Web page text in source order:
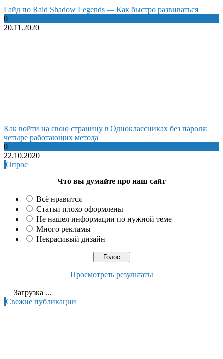
Гайд по Raid Shadow Legends — Как быстро развиваться
0
20.11.2020
Как войти на свою страницу в Одноклассниках без пароля:
четыре работающих метода
0
22.10.2020
Опрос
Что вы думайте про наш сайт
Всё нравится
Статьи плохо оформлены
Не нашел информации по нужной теме
Много рекламы
Некрасивый дизайн
Просмотреть результаты
Загрузка ...
Свежие публикации